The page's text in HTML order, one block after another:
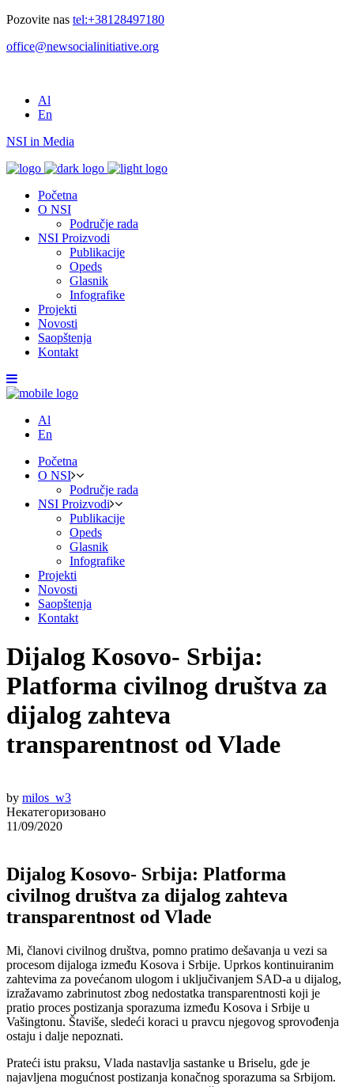
Pozovite nas tel:+38128497180
office@newsocialinitiative.org
Al
En
NSI in Media
Početna
O NSI
Područje rada
NSI Proizvodi
Publikacije
Opeds
Glasnik
Infografike
Projekti
Novosti
Saopštenja
Kontakt
Al
En
Početna
O NSI
Područje rada
NSI Proizvodi
Publikacije
Opeds
Glasnik
Infografike
Projekti
Novosti
Saopštenja
Kontakt
Dijalog Kosovo- Srbija:
Platforma civilnog društva za
dijalog zahteva
transparentnost od Vlade
by milos_w3
Некатегоризовано
11/09/2020
Dijalog Kosovo- Srbija: Platforma
civilnog društva za dijalog zahteva
transparentnost od Vlade
Mi, članovi civilnog društva, pomno pratimo dešavanja u vezi sa
procesom dijaloga između Kosova i Srbije. Uprkos kontinuiranim
zahtevima za povećanom ulogom i uključivanjem SAD-a u dijalog,
izražavamo zabrinutost zbog nedostatka transparentnosti koji je
pratio proces postizanja sporazuma između Kosova i Srbije u
Vašingtonu. Štaviše, sledeći koraci u pravcu njegovog sprovođenja
ostaju i dalje nepoznati.
Prateći istu praksu, Vlada nastavlja sastanke u Briselu, gde je
najavljena mogućnost postizanja konačnog sporazuma sa Srbijom.